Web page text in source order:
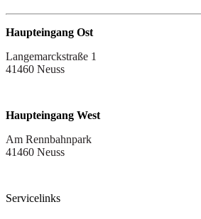
Haupteingang Ost
Langemarckstraße 1
41460 Neuss
Haupteingang West
Am Rennbahnpark
41460 Neuss
Servicelinks